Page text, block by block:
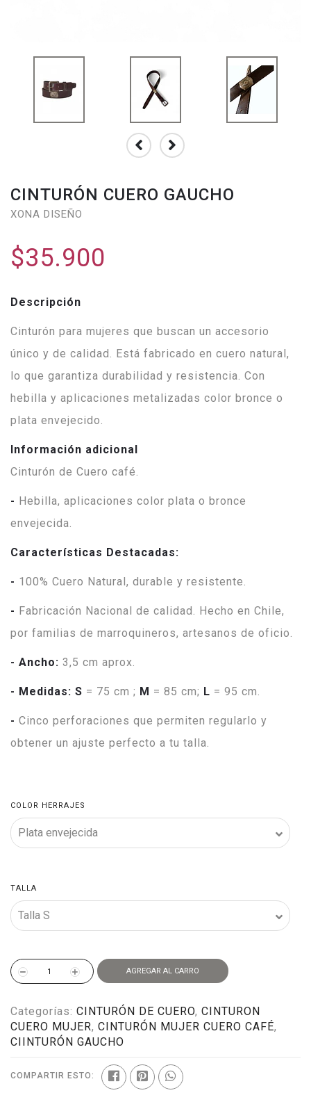
CINTURÓN CUERO GAUCHO
XONA DISEÑO
$35.900
Descripción
Cinturón para mujeres que buscan un accesorio
único y de calidad. Está fabricado en cuero natural,
lo que garantiza durabilidad y resistencia. Con
hebilla y aplicaciones metalizadas color bronce o
plata envejecido.
Información adicional
Cinturón de Cuero café.
- Hebilla, aplicaciones color plata o bronce
envejecida.
Características Destacadas:
- 100% Cuero Natural, durable y resistente.
- Fabricación Nacional de calidad. Hecho en Chile,
por familias de marroquineros, artesanos de oficio.
- Ancho: 3,5 cm aprox.
- Medidas: S = 75 cm ; M = 85 cm; L = 95 cm.
- Cinco perforaciones que permiten regularlo y
obtener un ajuste perfecto a tu talla.
COLOR HERRAJES
TALLA
AGREGAR AL CARRO
Categorías: CINTURÓN DE CUERO, CINTURON
CUERO MUJER, CINTURÓN MUJER CUERO CAFÉ,
CIINTURÓN GAUCHO
COMPARTIR ESTO: